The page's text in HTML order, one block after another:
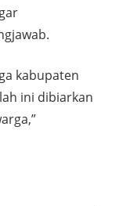
kabupaten
ini dibiarkan